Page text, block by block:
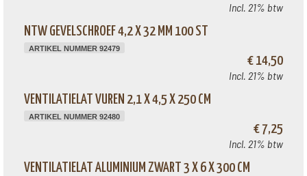
Incl. 21% btw
NTW GEVELSCHROEF 4,2 X 32 MM 100 ST
ARTIKEL NUMMER 92479
€ 14,50
Incl. 21% btw
VENTILATIELAT VUREN 2,1 X 4,5 X 250 CM
ARTIKEL NUMMER 92480
€ 7,25
Incl. 21% btw
VENTILATIELAT ALUMINIUM ZWART 3 X 6 X 300 CM